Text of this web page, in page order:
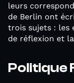
leurs
de Berlin ont
trois sujets : les
de réflexion et
Politique